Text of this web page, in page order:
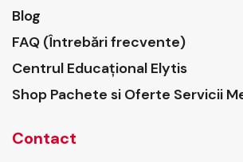
Blog
FAQ (Întrebări frecvente)
Centrul Educațional Elytis
Shop Pachete si Oferte Servicii
Contact